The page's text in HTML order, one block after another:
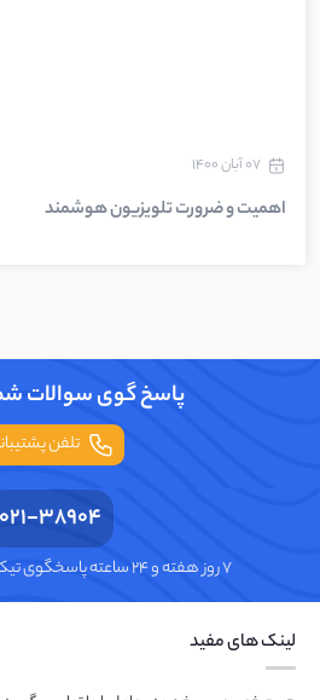
۰۷ آبان ۱۴۰۰
اهمیت و ضرورت تلویزیون هوشمند
پاسخ گوی سوالات
تلفن
021-38904
۷ روز هفته و ۲۴ ساعته پاسخگوی تیکت‌های شما هستیم.
لینک های مفید